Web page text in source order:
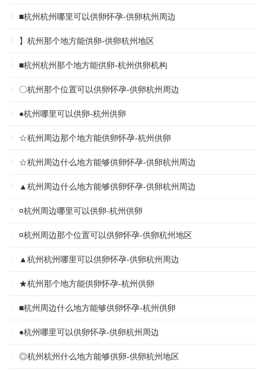
■杭州杭州哪里可以供卵怀孕-供卵杭州周边
】杭州那个地方能供卵-供卵杭州地区
■杭州杭州那个地方能供卵-杭州供卵机构
〇杭州那个位置可以供卵怀孕-供卵杭州周边
●杭州哪里可以供卵-杭州供卵
☆杭州周边那个地方能供卵怀孕-杭州供卵
☆杭州周边什么地方能够供卵怀孕-供卵杭州周边
▲杭州周边什么地方能够供卵怀孕-供卵杭州周边
¤杭州周边哪里可以供卵-杭州供卵
¤杭州周边那个位置可以供卵怀孕-供卵杭州地区
▲杭州杭州哪里可以供卵怀孕-供卵杭州周边
★杭州那个地方能供卵怀孕-杭州供卵
■杭州周边什么地方能够供卵怀孕-杭州供卵
●杭州哪里可以供卵怀孕-供卵杭州周边
◎杭州杭州什么地方能够供卵-供卵杭州地区